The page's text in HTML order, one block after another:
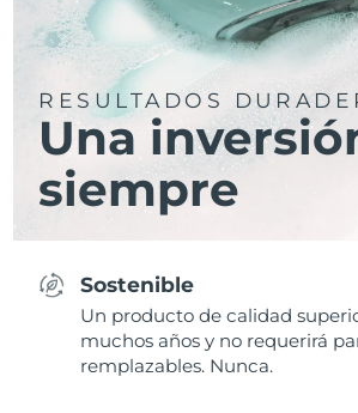
RESULTADOS
Una
siempre
Sostenible
Un producto de calidad
muchos años y no requerirá
remplazables. Nunca.